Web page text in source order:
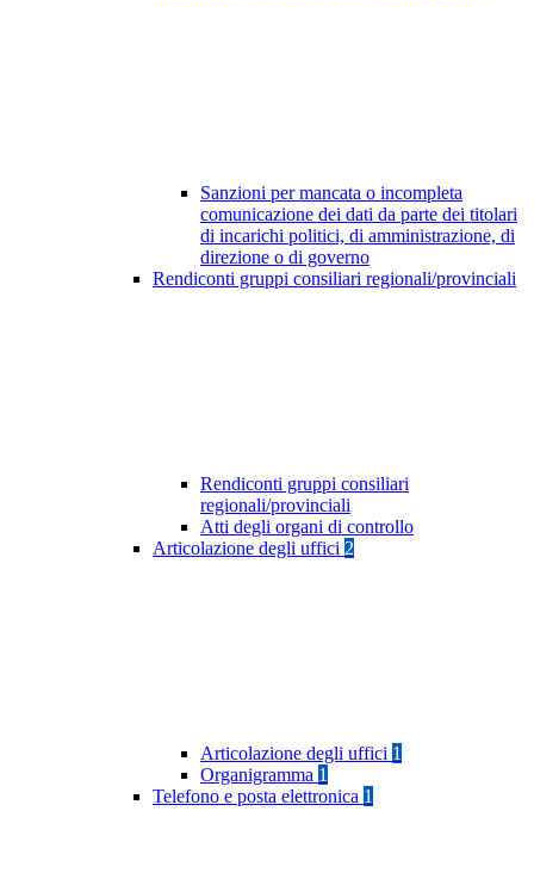
Sanzioni per mancata o incompleta
comunicazione dei dati da parte dei titolari
di incarichi politici, di amministrazione, di
direzione o di governo
Rendiconti gruppi consiliari regionali/provinciali
Rendiconti gruppi consiliari
regionali/provinciali
Atti degli organi di controllo
Articolazione degli uffici 2
Articolazione degli uffici 1
Organigramma 1
Telefono e posta elettronica 1